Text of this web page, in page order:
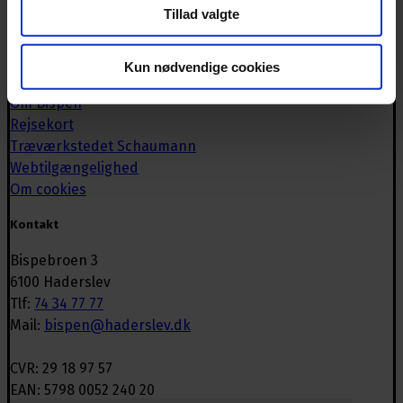
Tillad valgte
Kun nødvendige cookies
IT-café
Om Bispen
Rejsekort
Træværkstedet Schaumann
Webtilgængelighed
Om cookies
Kontakt
Bispebroen 3
6100 Haderslev
Tlf: 74 34 77 77
Mail: bispen@haderslev.dk
CVR: 29 18 97 57
EAN: 5798 0052 240 20